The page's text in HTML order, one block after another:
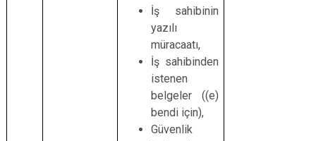
İş sahibinin
yazılı
müracaatı,
İş sahibinden
istenen
belgeler ((e)
bendi için),
Güvenlik